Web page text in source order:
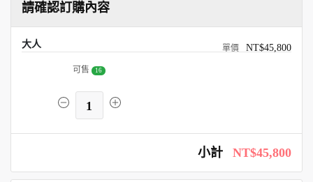
請確認訂購內容
大人 NT$45,800
可售 16
1
小計 NT$45,800